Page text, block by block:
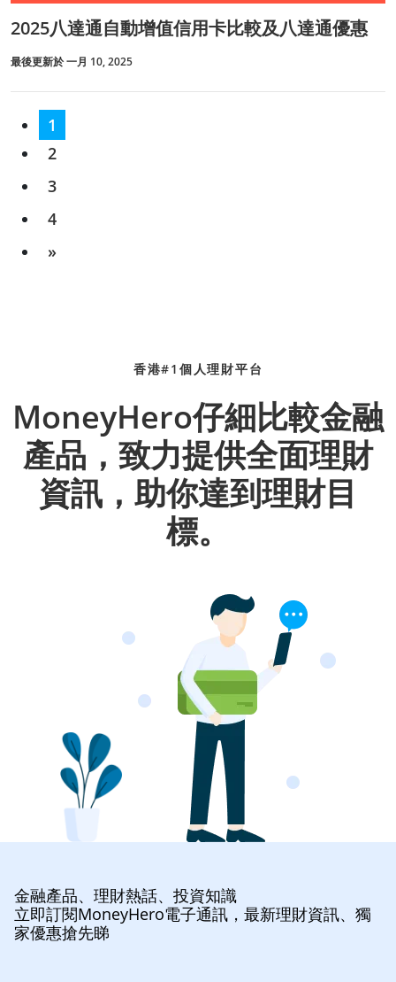
2025八達通自動增值信用卡比較及八達通優惠
最後更新於 一月 10, 2025
1
2
3
4
»
香港#1個人理財平台
MoneyHero仔細比較金融
產品，致力提供全面理財
資訊，助你達到理財目
標。
金融產品、理財熱話、投資知識
立即訂閱MoneyHero電子通訊，最新理財資訊、獨
家優惠搶先睇